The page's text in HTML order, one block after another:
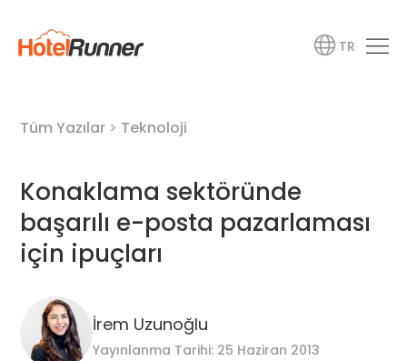
TR
Tüm Yazılar > Teknoloji
Konaklama sektöründe
başarılı e-posta pazarlaması
için ipuçları
İrem Uzunoğlu
Yayınlanma Tarihi: 25 Haziran 2013